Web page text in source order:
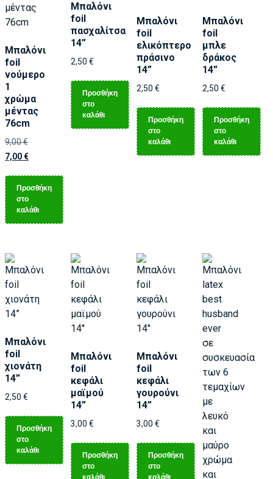
Μπαλόνι
foil
νούμερο
1
χρώμα
μέντας
76cm
9,00€
7,00€
Προσθήκη
στο
καλάθι
Μπαλόνι
foil
πασχαλίτσα
14”
2,50 €
Προσθήκη
στο
καλάθι
Μπαλόνι
foil
ελικόπτερο
πράσινο
14”
2,50 €
Προσθήκη
στο
καλάθι
Μπαλόνι
foil
μπλε
δράκος
14”
2,50 €
Προσθήκη
στο
καλάθι
Μπαλόνι
foil
χιονάτη
14”
2,50 €
Προσθήκη
στο
καλάθι
Μπαλόνι
foil
κεφάλι
μαϊμού
14”
3,00 €
Προσθήκη
στο
Μπαλόνι
foil
κεφάλι
γουρούνι
14”
3,00 €
Προσθήκη
στο